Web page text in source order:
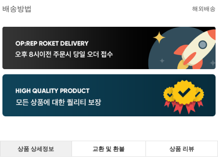
배송방법 해외배송
상품 상세정보 교환 및 환불 상품 리뷰